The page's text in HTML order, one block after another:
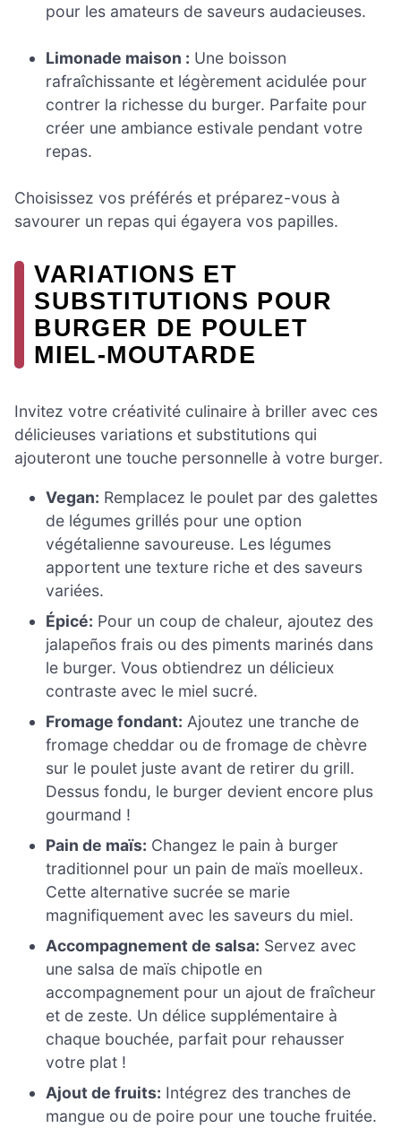
pour les amateurs de saveurs audacieuses.
Limonade maison : Une boisson
rafraîchissante et légèrement acidulée pour
contrer la richesse du burger. Parfaite pour
créer une ambiance estivale pendant votre
repas.
Choisissez vos préférés et préparez-vous à
savourer un repas qui égayera vos papilles.
VARIATIONS ET
SUBSTITUTIONS POUR
BURGER DE POULET
MIEL-MOUTARDE
Invitez votre créativité culinaire à briller avec ces
délicieuses variations et substitutions qui
ajouteront une touche personnelle à votre burger.
Vegan: Remplacez le poulet par des galettes
de légumes grillés pour une option
végétalienne savoureuse. Les légumes
apportent une texture riche et des saveurs
variées.
Épicé: Pour un coup de chaleur, ajoutez des
jalapeños frais ou des piments marinés dans
le burger. Vous obtiendrez un délicieux
contraste avec le miel sucré.
Fromage fondant: Ajoutez une tranche de
fromage cheddar ou de fromage de chèvre
sur le poulet juste avant de retirer du grill.
Dessus fondu, le burger devient encore plus
gourmand !
Pain de maïs: Changez le pain à burger
traditionnel pour un pain de maïs moelleux.
Cette alternative sucrée se marie
magnifiquement avec les saveurs du miel.
Accompagnement de salsa: Servez avec
une salsa de maïs chipotle en
accompagnement pour un ajout de fraîcheur
et de zeste. Un délice supplémentaire à
chaque bouchée, parfait pour rehausser
votre plat !
Ajout de fruits: Intégrez des tranches de
mangue ou de poire pour une touche fruitée.